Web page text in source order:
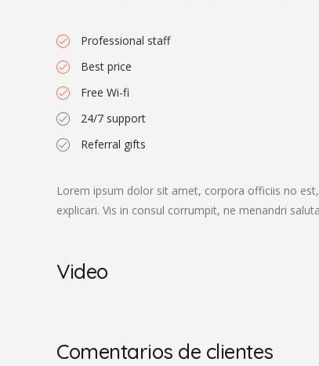
Professional staff
Best price
Free Wi-fi
24/7 support
Referral gifts
Lorem ipsum dolor sit amet, corpora officiis no
explicari. Vis in consul corrumpit, ne menandri
Video
Comentarios de clientes